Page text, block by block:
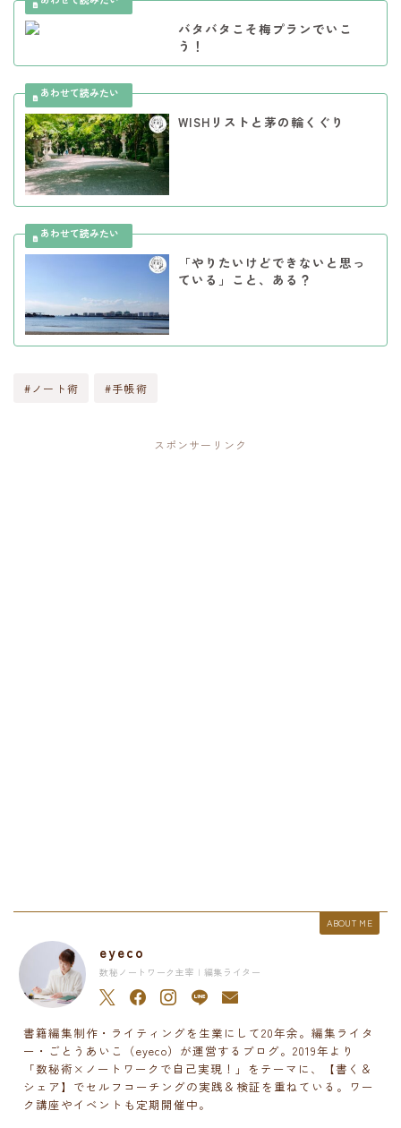
バタバタこそ梅プランでいこ
う！
WISHリストと茅の輪くぐり
「やりたいけどできないと思っ
ている」こと、ある？
#ノート術 #手帳術
スポンサーリンク
ABOUT ME
eyeco
数秘ノートワーク主宰 | 編集ライター
書籍編集制作・ライティングを生業にして20年余。編集ライタ
ー・ごとうあいこ（eyeco）が運営するブログ。2019年より
「数秘術×ノートワークで自己実現！」をテーマに、【書く＆
シェア】でセルフコーチングの実践＆検証を重ねている。ワー
ク講座やイベントも定期開催中。